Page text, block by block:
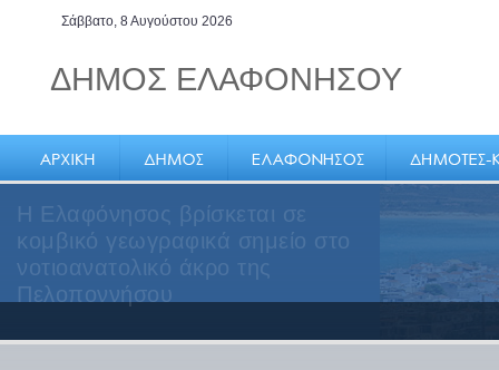
Σάββατο, 8 Αυγούστου 2026
ΔΗΜΟΣ ΕΛΑΦΟΝΗΣΟΥ
Η Ελαφόνησος βρίσκεται σε
κομβικό γεωγραφικά σημείο στο
νοτιοανατολικό άκρο της
Πελοποννήσου